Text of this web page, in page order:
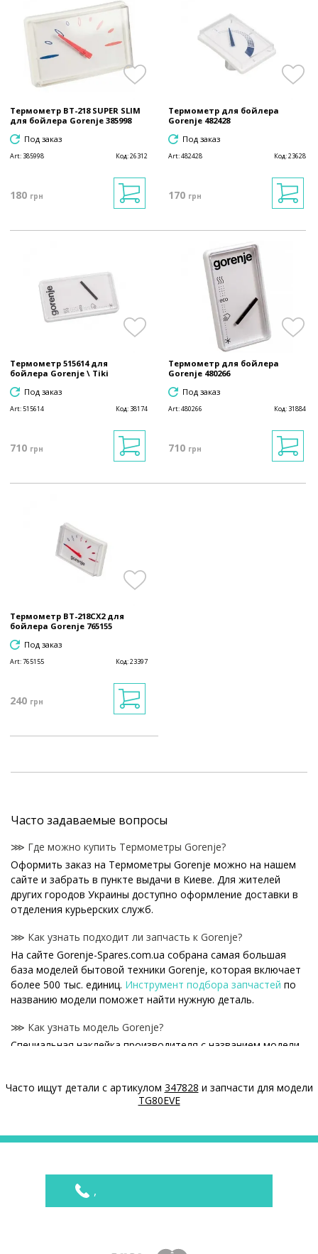
Термометр BT-218 SUPER SLIM
для бойлера Gorenje 385998
Под заказ
Art: 385998 Код:26312
180 грн
Термометр для бойлера
Gorenje 482428
Под заказ
Art:482428 Код:23628
170 грн
Термометр 515614 для
бойлера Gorenje \ Tiki
Под заказ
Art:515614 Код: 38174
710 грн
Термометр для бойлера
Gorenje 480266
Под заказ
Art:480266 Код: 31884
710 грн
Термометр BT-218CX2 для
бойлера Gorenje 765155
Под заказ
Art:765155 Код:23397
240 грн
Часто задаваемые вопросы
⋙ Где можно купить Термометры Gorenje?
Оформить заказ на Термометры Gorenje можно на нашем
сайте и забрать в пункте выдачи в Киеве. Для жителей
других городов Украины доступно оформление доставки в
отделения курьерских служб.
⋙ Как узнать подходит ли запчасть к Gorenje?
На сайте Gorenje-Spares.com.ua собрана самая большая
база моделей бытовой техники Gorenje, которая включает
более 500 тыс. единиц. Инструмент подбора запчастей по
названию модели поможет найти нужную деталь.
⋙ Как узнать модель Gorenje?
Специальная наклейка производителя с названием модели
⋙ Сколько стоит Термометры Gorenje?
Gorenje по конкурентным ценам.
Термометр для бойлера Gorenje \ Tiki 765154
Часто ищут детали с артикулом 347828 и запчасти для модели
TG80EVE
,